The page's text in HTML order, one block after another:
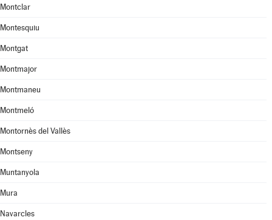
Montclar
Montesquiu
Montgat
Montmajor
Montmaneu
Montmeló
Montornès del Vallès
Montseny
Muntanyola
Mura
Navarcles